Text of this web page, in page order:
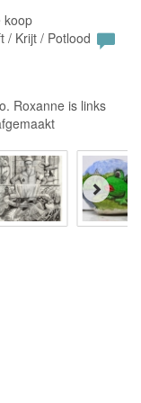
koop
/ Krijt / Potlood
Roxanne is links